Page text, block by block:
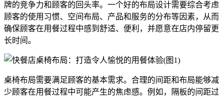
牌的竞争力和顾客的回头率。一个好的布局设计需要综合考虑
顾客的使用习惯、空间布局、产品和服务的分布等因素，从而
确保顾客在用餐过程中感到舒适、便利，并愿意在店内停留更
长时间。
桌椅布局需要满足顾客的基本需求。合理的间距和布局能够减
少顾客在用餐过程中可能产生的焦虑感。例如，隔板的间距过